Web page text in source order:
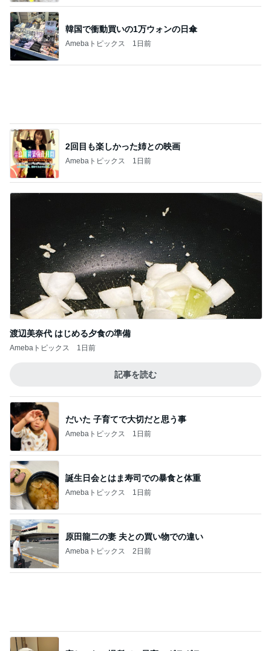
2回目も楽しかった姉との映画
Amebaトピックス 1日前
渡辺美奈代 はじめる夕食の準備
1日前
記事を読む
だいた 子育てで大切だと思う事
Amebaトピックス 1日前
Amebaトピックス 1日前
原田龍二の妻 夫との買い物での違い
Amebaトピックス 2日前
家じゃない場所での最高のダラダラ
Amebaトピックス 17時間前